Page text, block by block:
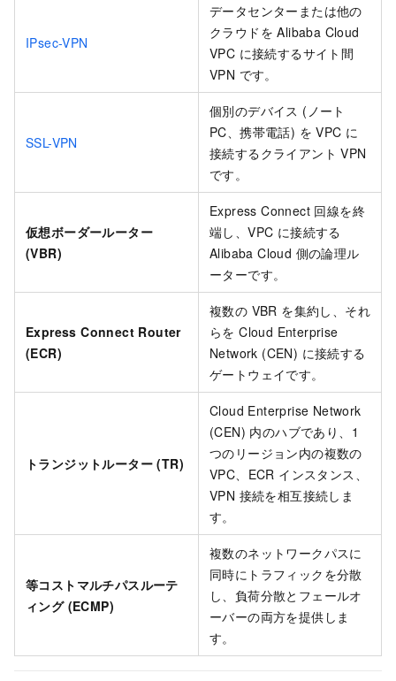
IPsec-VPN
データセンターまたは他の
クラウドを Alibaba Cloud
VPC に接続するサイト間
VPN です。
SSL-VPN
個別のデバイス (ノート
PC、携帯電話) を VPC に
接続するクライアント VPN
です。
仮想ボーダールーター
(VBR)
Express Connect 回線を終
端し、VPC に接続する
Alibaba Cloud 側の論理ル
ーターです。
Express Connect Router
(ECR)
複数の VBR を集約し、それ
らを Cloud Enterprise
Network (CEN) に接続する
ゲートウェイです。
トランジットルーター (TR)
Cloud Enterprise Network
(CEN) 内のハブであり、1
つのリージョン内の複数の
VPC、ECR インスタンス、
VPN 接続を相互接続しま
す。
等コストマルチパスルーテ
ィング (ECMP)
複数のネットワークパスに
同時にトラフィックを分散
し、負荷分散とフェールオ
ーバーの両方を提供しま
す。